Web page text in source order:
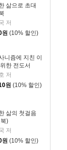
삶으로 초대
저
원 (10% 할인)
니즘에 지친 이
한 전도서
저
원 (10% 할인)
삶의 첫걸음
)
저
원 (10% 할인)